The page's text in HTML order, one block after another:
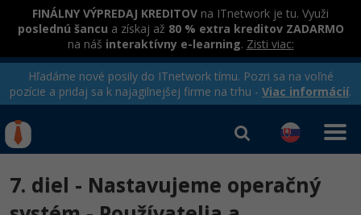
FINÁLNY VÝPREDAJ KREDITOV na ITnetwork je tu. Využi
poslednú šancu a získaj až 80 % extra kreditov ZADARMO
na náš interaktívny e-learning. Zisti viac:
Hľadáme nové posily do ITnetwork tímu. Pozri sa na voľné
pozície a pridaj sa k najagilnejšej firme na trhu - Viac informácií.
Rekvalifikačné kurzy
Prihlásiť sa Registrovať
7. diel - Nastavujeme operačný